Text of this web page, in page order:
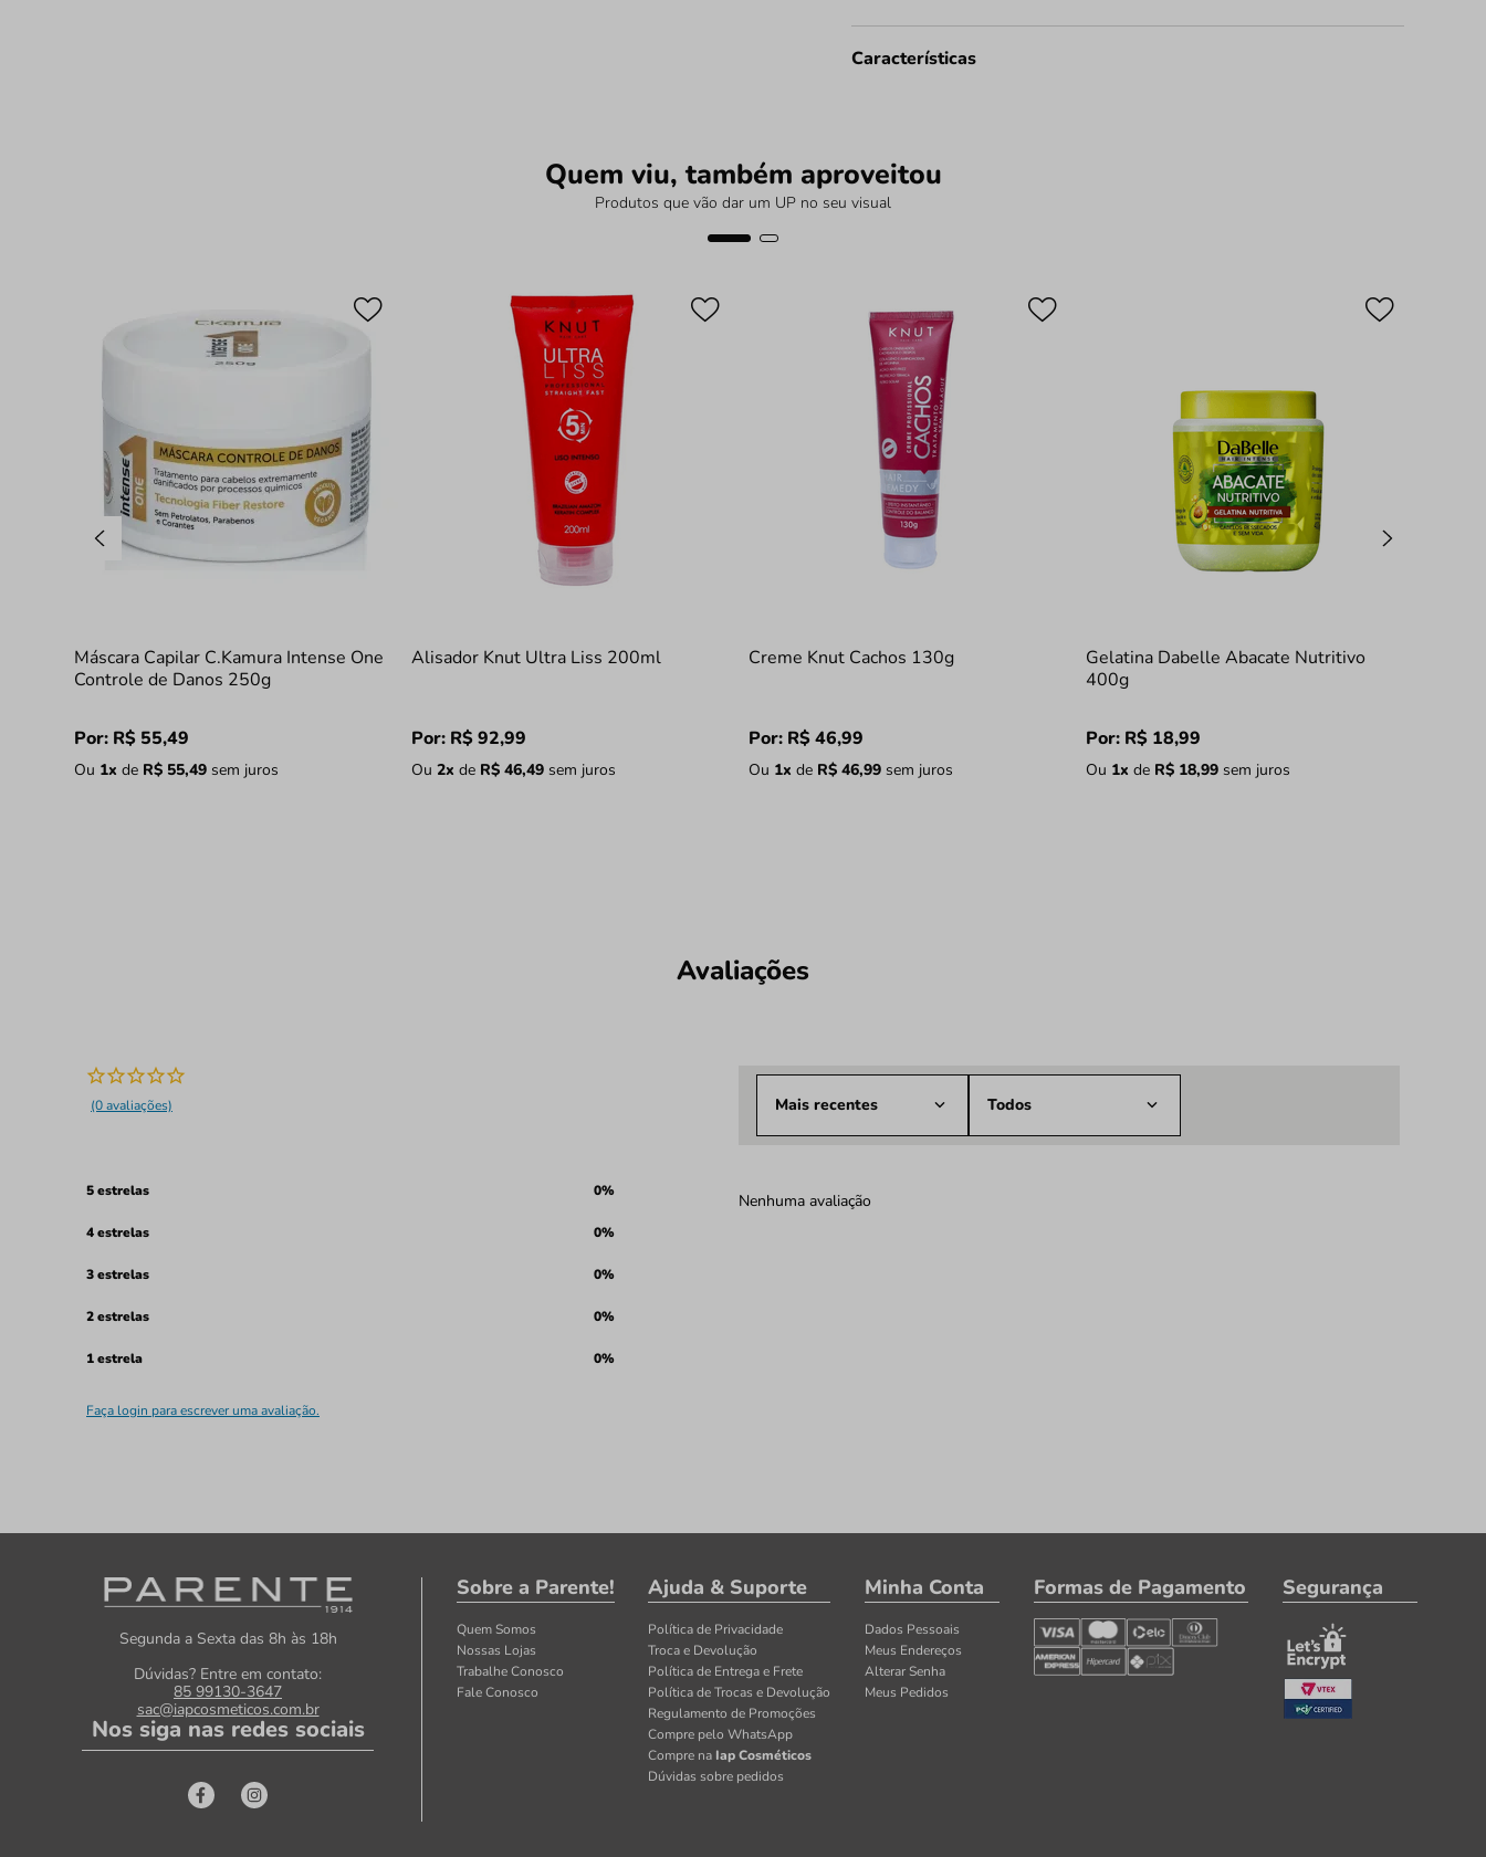
Características
Quem viu, também aproveitou
Produtos que vão dar um UP no seu visual
Máscara Capilar C.Kamura Intense One
Controle de Danos 250g
Por: R$ 55,49
Ou 1x de R$ 55,49 sem juros
Alisador Knut Ultra Liss 200ml
Por: R$ 92,99
Ou2x de R$ 46,49 sem juros
Creme Knut Cachos 130g
Por: R$ 46,99
Ou 1x de R$ 46,99 sem juros
Gelatina Dabelle Abacate Nutritivo
400g
Por: R$ 18,99
Ou 1x de R$ 18,99 sem juros
Avaliações
(0 avaliações)
5 estrelas 0%
4 estrelas 0%
3 estrelas 0%
2 estrelas 0%
1 estrela 0%
Faça login para escrever uma avaliação.
Mais recentes Todos
Nenhuma avaliação
Segunda a Sexta das 8h às 18h
Dúvidas? Entre em contato:
85 99130-3647
sac@iapcosmeticos.com.br
Nos siga nas redes sociais
Sobre a Parente!
Quem Somos
Nossas Lojas
Trabalhe Conosco
Fale Conosco
Ajuda & Suporte
Política de Privacidade
Troca e Devolução
Política de Entrega e Frete
Política de Trocas e Devolução
Regulamento de Promoções
Compre pelo WhatsApp
Compre na Iap Cosméticos
Dúvidas sobre pedidos
Minha Conta
Dados Pessoais
Meus Endereços
Alterar Senha
Meus Pedidos
Formas de Pagamento Segurança